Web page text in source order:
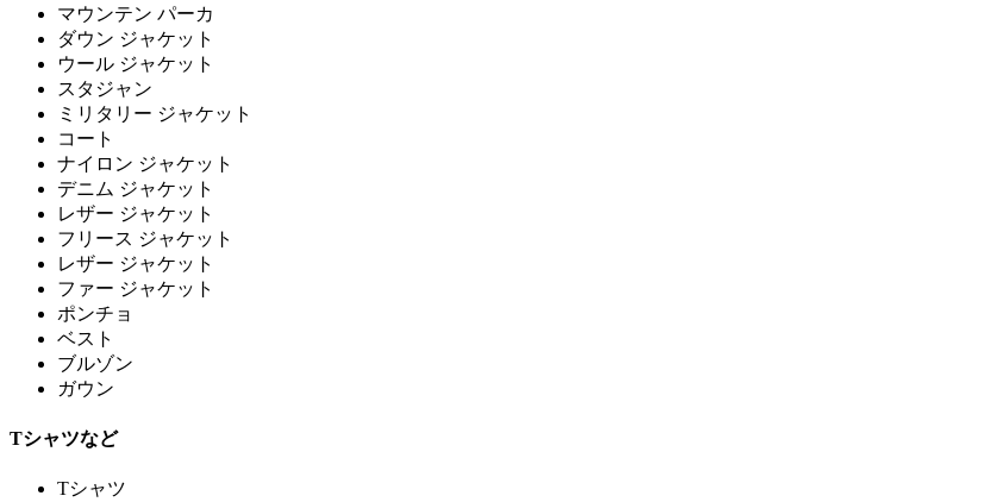
マウンテン パーカ
ダウン ジャケット
ウール ジャケット
スタジャン
ミリタリー ジャケット
コート
ナイロン ジャケット
デニム ジャケット
レザー ジャケット
フリース ジャケット
レザー ジャケット
ファー ジャケット
ポンチョ
ベスト
ブルゾン
ガウン
Tシャツなど
Tシャツ